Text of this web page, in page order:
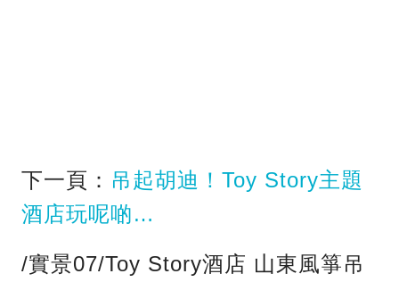
下一頁： 吊起胡迪！Toy Story主題
酒店玩呢啲…
/實景07/Toy Story酒店 山東風箏吊